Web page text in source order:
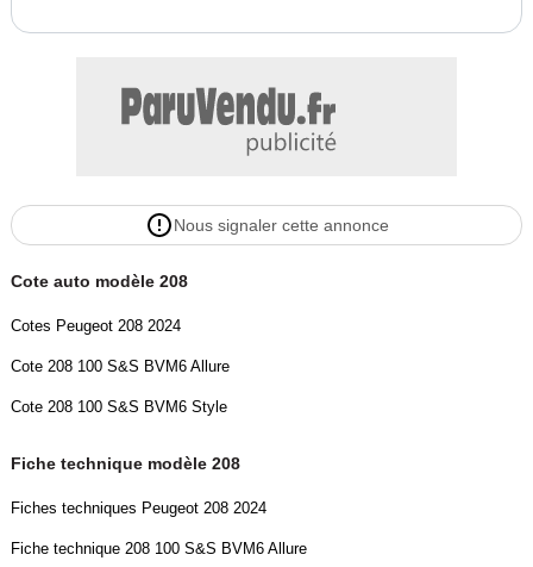
Nous signaler cette annonce
Cote auto modèle 208
Cotes Peugeot 208 2024
Cote 208 100 S&S BVM6 Allure
Cote 208 100 S&S BVM6 Style
Fiche technique modèle 208
Fiches techniques Peugeot 208 2024
Fiche technique 208 100 S&S BVM6 Allure